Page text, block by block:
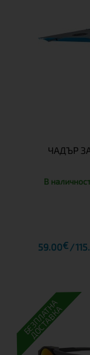
ЧАДЪР
В
59.00€
БЕЗПЛАТНА
ДОСТАВКА